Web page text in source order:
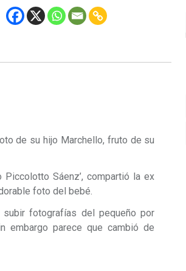
de su hijo Marchello, fruto de su
Sáenz’, compartió la ex
foto del bebé.
fotografías del pequeño por
parece que cambió de